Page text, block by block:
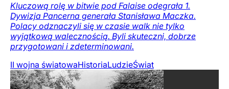
Kluczową rolę w bitwie pod Falaise odegrała 1.
Dywizja Pancerna generała Stanisława Maczka.
Polacy odznaczyli się w czasie walk nie tylko
wyjątkową walecznością. Byli skuteczni, dobrze
przygotowani i zdeterminowani.
II wojna światowaHistoriaLudzieŚwiat